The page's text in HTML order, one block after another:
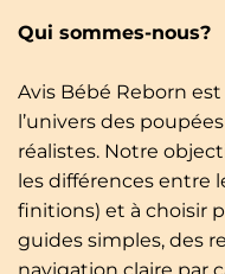
Qui sommes-nous?
Avis Bébé Reborn
l’univers des
réalistes. Notre
les différences entre
finitions) et à choisir
guides simples, des